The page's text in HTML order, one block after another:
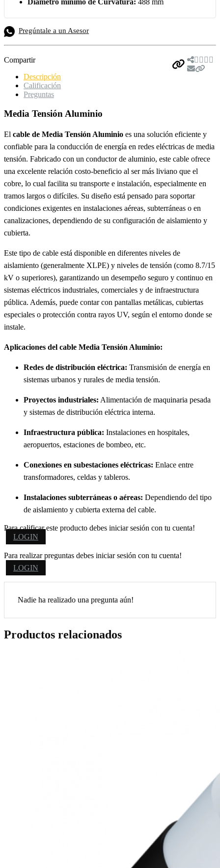
Diámetro mínimo de Curvatura: 488 mm
Pregúntale a un Asesor
Compartir
Descripción
Calificación
Preguntas
Media Tensión Aluminio
El cable de Media Tensión Aluminio es una solución eficiente y
confiable para la conducción de energía en redes eléctricas de media
tensión. Fabricado con un conductor de aluminio, este cable ofrece
una excelente relación costo-beneficio al ser más liviano que el
cobre, lo cual facilita su transporte e instalación, especialmente en
tramos largos o difíciles. Su diseño está pensado para soportar
condiciones exigentes en instalaciones aéreas, subterráneas o en
canalizaciones, dependiendo de su configuración de aislamiento y
cubierta.
Este tipo de cable está disponible en diferentes niveles de
aislamiento (generalmente XLPE) y niveles de tensión (como 8.7/15
kV o superiores), garantizando un desempeño seguro y continuo en
sistemas eléctricos industriales, comerciales y de infraestructura
pública. Además, puede contar con pantallas metálicas, cubiertas
especiales o protección contra rayos UV, según el entorno donde se
instale.
Aplicaciones del cable Media Tensión Aluminio:
Redes de distribución eléctrica: Transmisión de energía en
sistemas urbanos y rurales de media tensión.
Proyectos industriales: Alimentación de maquinaria pesada
y sistemas de distribución eléctrica interna.
Infraestructura pública: Instalaciones en hospitales,
aeropuertos, estaciones de bombeo, etc.
Conexiones en subestaciones eléctricas: Enlace entre
transformadores, celdas y tableros.
Instalaciones subterráneas o aéreas: Dependiendo del tipo
de aislamiento y cubierta externa del cable.
Para calificar este producto debes iniciar sesión con tu cuenta!
LOGIN
Para realizar preguntas debes iniciar sesión con tu cuenta!
LOGIN
Nadie ha realizado una pregunta aún!
Productos relacionados